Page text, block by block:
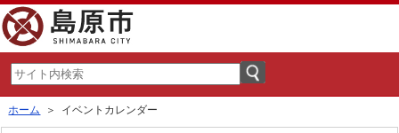
ホーム ＞ イベントカレンダー